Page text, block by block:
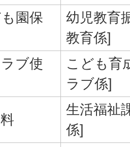
園保
幼児教育
教育係]
ブ使
こども育
ラブ係]
生活福祉
係]